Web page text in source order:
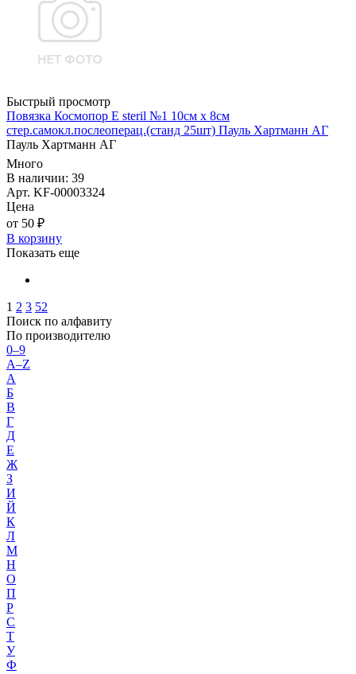
Быстрый просмотр
Повязка Космопор E steril №1 10см х 8см
стер.самокл.послеоперац.(станд 25шт) Пауль Хартманн AГ
Пауль Хартманн AГ
Много
В наличии: 39
Арт. KF-00003324
Цена
от 50 ₽
В корзину
Показать еще
1 2 3 52
Поиск по алфавиту
По производителю
0–9
A–Z
А
Б
В
Г
Д
Е
Ж
З
И
Й
К
Л
М
Н
О
П
Р
С
Т
У
Ф